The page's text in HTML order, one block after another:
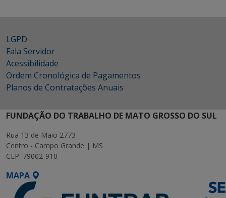
LGPD
Fala Servidor
Acessibilidade
Ordem Cronológica de Pagamentos
Planos de Contratações Anuais
FUNDAÇÃO DO TRABALHO DE MATO GROSSO DO SUL
Rua 13 de Maio 2773
Centro - Campo Grande | MS
CEP: 79002-910
MAPA